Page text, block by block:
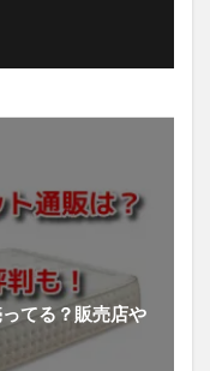
てる？販売店や